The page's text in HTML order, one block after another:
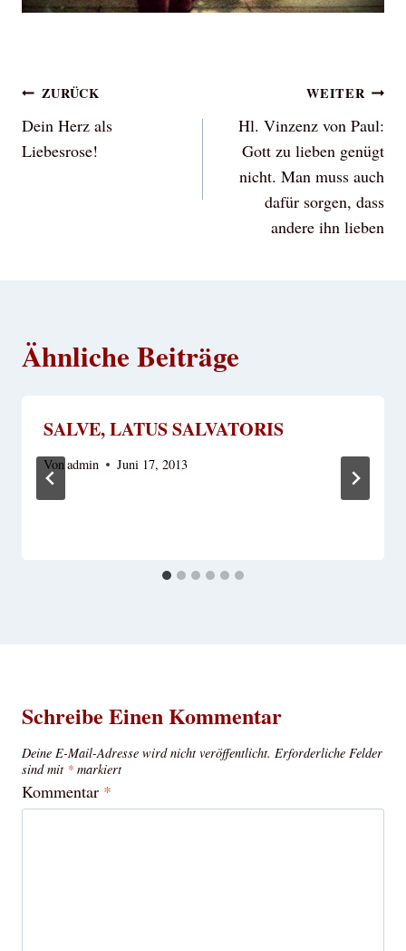
Beitragsnavigation
ZURÜCK
Dein Herz als
Liebesrose!
WEITER
Hl. Vinzenz von Paul:
Gott zu lieben genügt
nicht. Man muss auch
dafür sorgen, dass
andere ihn lieben
Ähnliche Beiträge
SALVE, LATUS SALVATORIS
Vonadmin Juni 17, 2013
Schreibe Einen Kommentar
Deine E-Mail-Adresse wird nicht veröffentlicht. Erforderliche Felder
sind mit * markiert
Kommentar *